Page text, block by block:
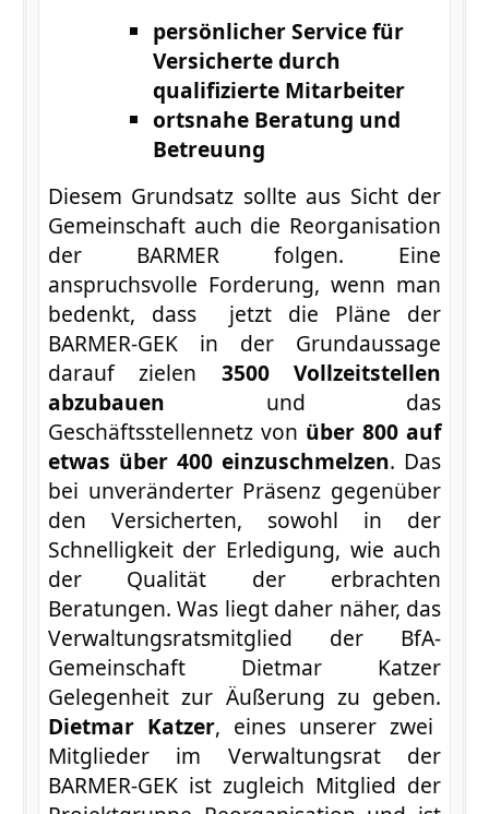
persönlicher Service für
Versicherte durch
qualifizierte Mitarbeiter
ortsnahe Beratung und
Betreuung
Diesem Grundsatz sollte aus Sicht der
Gemeinschaft auch die Reorganisation
der BARMER folgen. Eine
anspruchsvolle Forderung, wenn man
bedenkt, dass jetzt die Pläne der
BARMER-GEK in der Grundaussage
darauf zielen 3500 Vollzeitstellen
abzubauen und das
Geschäftsstellennetz von über 800 auf
etwas über 400 einzuschmelzen. Das
bei unveränderter Präsenz gegenüber
den Versicherten, sowohl in der
Schnelligkeit der Erledigung, wie auch
der Qualität der erbrachten
Beratungen. Was liegt daher näher, das
Verwaltungsratsmitglied der BfA-
Gemeinschaft Dietmar Katzer
Gelegenheit zur Äußerung zu geben.
Dietmar Katzer, eines unserer zwei
Mitglieder im Verwaltungsrat der
BARMER-GEK ist zugleich Mitglied der